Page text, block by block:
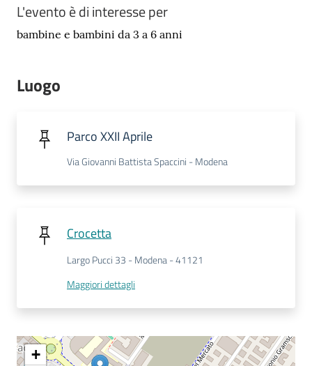
Cataloghi
Contatti
L'evento è di interesse per
bambine e bambini da 3 a 6 anni
Luogo
Parco XXII Aprile
Via Giovanni Battista Spaccini - Modena
Crocetta
Largo Pucci 33 - Modena - 41121
Maggiori dettagli
+